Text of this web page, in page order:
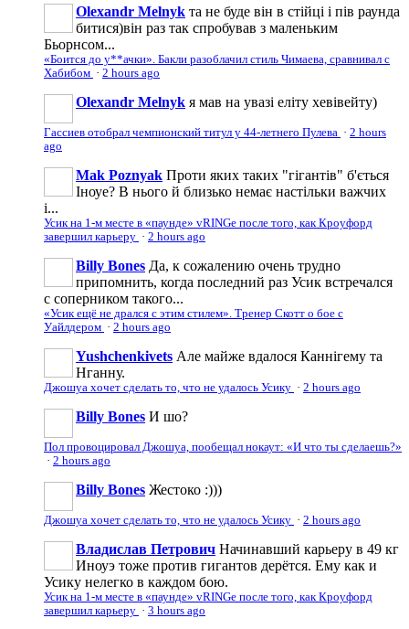
Olexandr Melnyk та не буде він в стійці і пів раунда
битися)він раз так спробував з маленьким
Бьорнсом...
«Боится до у**ачки». Бакли разоблачил стиль Чимаева, сравнивал с
Хабибом · 2 hours ago
Olexandr Melnyk я мав на увазі еліту хевівейту)
Гассиев отобрал чемпионский титул у 44-летнего Пулева · 2 hours
ago
Mak Poznyak Проти яких таких "гігантів" б'ється
Іноуе? В нього й близько немає настільки важчих
і...
Усик на 1-м месте в «паунде» vRINGe после того, как Кроуфорд
завершил карьеру · 2 hours ago
Billy Bones Да, к сожалению очень трудно
припомнить, когда последний раз Усик встречался
с соперником такого...
«Усик ещё не дрался с этим стилем». Тренер Скотт о бое с
Уайлдером · 2 hours ago
Yushchenkivets Але майже вдалося Каннігему та
Нганну.
Джошуа хочет сделать то, что не удалось Усику · 2 hours ago
Billy Bones И шо?
Пол провоцировал Джошуа, пообещал нокаут: «И что ты сделаешь?»
· 2 hours ago
Billy Bones Жестоко :)))
Джошуа хочет сделать то, что не удалось Усику · 2 hours ago
Владислав Петрович Начинавший карьеру в 49 кг
Иноуэ тоже против гигантов дерётся. Ему как и
Усику нелегко в каждом бою.
Усик на 1-м месте в «паунде» vRINGe после того, как Кроуфорд
завершил карьеру · 3 hours ago